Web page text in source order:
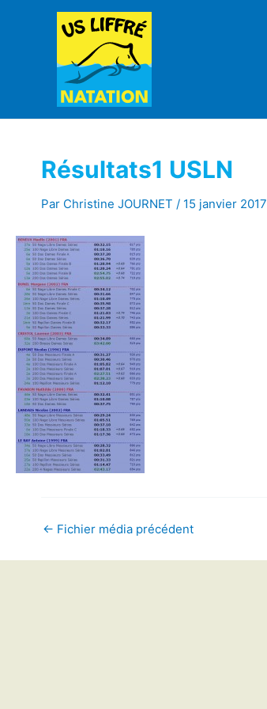
Résultats1 USLN
Par Christine JOURNET / 15 janvier 2017
← Fichier média précédent